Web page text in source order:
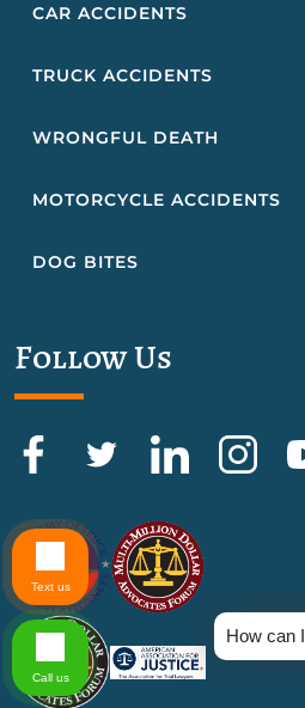
CAR ACCIDENTS
TRUCK ACCIDENTS
WRONGFUL DEATH
MOTORCYCLE ACCIDENTS
DOG BITES
Follow Us
How can
Text us
Call us